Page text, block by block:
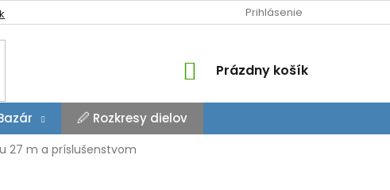
Prihlásenie
NÁKUPNÝ
Prázdny košík
🖉 Rozkresy dielov
27 m a príslušenstvom